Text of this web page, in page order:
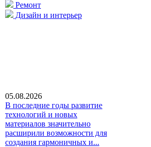
Ремонт
Дизайн и интерьер
05.08.2026
В последние годы развитие
технологий и новых
материалов значительно
расширили возможности для
создания гармоничных и...